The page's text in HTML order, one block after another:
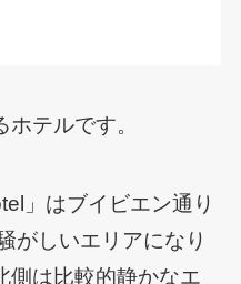
テルです。
」はブイビエン通り
がしいエリアになり
側は比較的静かなエ